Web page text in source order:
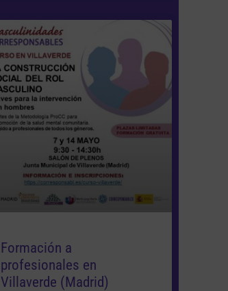
Formación a
profesionales en
Villaverde (Madrid)